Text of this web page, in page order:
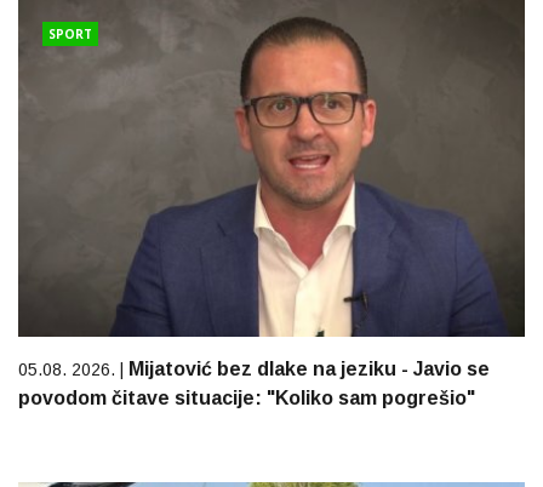
SPORT
05.08. 2026. |
Mijatović bez dlake na jeziku - Javio se
povodom čitave situacije: "Koliko sam pogrešio"